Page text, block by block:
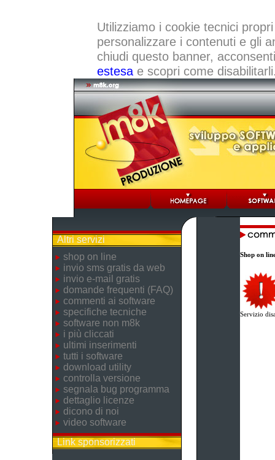
Utilizziamo i cookie tecnici
personalizzare i contenuti e gli
chiudi questo banner,
estesae scopri come
Altri servizi
shop on line
invio sms gratis da web
invio e-mail gratis
domande frequenti (FAQ)
commenti ai software
specifiche tecniche
software non m8k
i più cliccati
ultimi inserimenti
tutti i software
download utility
controlla versione
segnala bug programma
dettaglio licenze
dicono di noi
video software
Link sponsorizzati
Shop on
Servizio